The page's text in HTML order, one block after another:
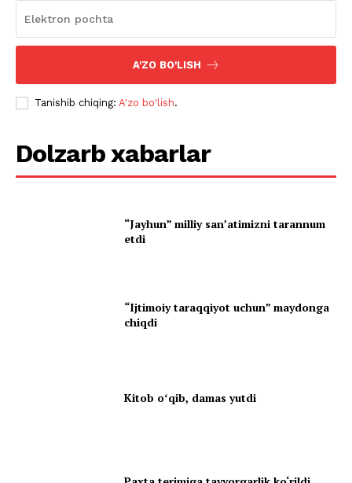
A'ZO BO'LISH
Tanishib chiqing: A'zo bo'lish.
Dolzarb xabarlar
“Jayhun” milliy san’atimizni tarannum
etdi
“Ijtimoiy taraqqiyot uchun” maydonga
chiqdi
Kitob oʻqib, damas yutdi